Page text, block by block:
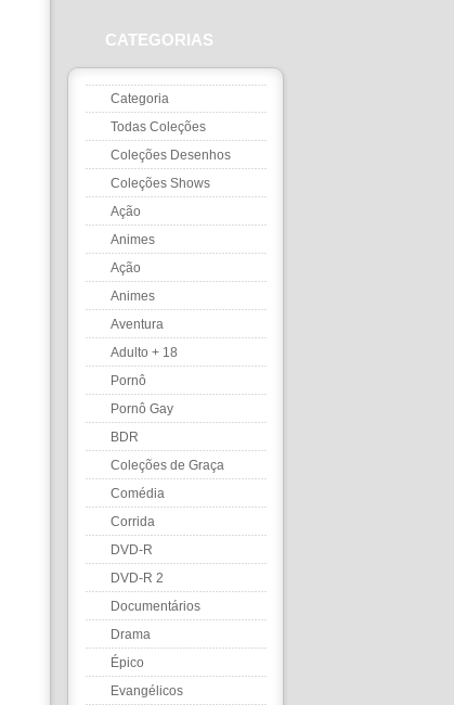
CATEGORIAS
Categoria
Todas Coleções
Coleções Desenhos
Coleções Shows
Ação
Animes
Ação
Animes
Aventura
Adulto + 18
Pornô
Pornô Gay
BDR
Coleções de Graça
Comédia
Corrida
DVD-R
DVD-R 2
Documentários
Drama
Épico
Evangélicos